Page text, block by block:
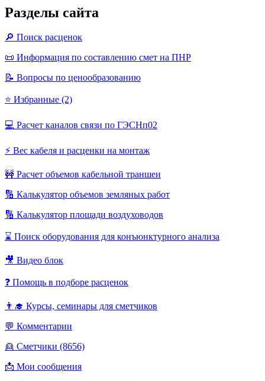
Разделы сайта
🔎 Поиск расценок
📜 Информация по составлению смет на ПНР
📝 Вопросы по ценообразованию
⭐ Избранные (2)
💻 Расчет каналов связи по ГЭСНп02
⚡ Вес кабеля и расценки на монтаж
🚧 Расчет объемов кабельной траншеи
🔢 Калькулятор объемов земляных работ
🔢 Калькулятор площади воздуховодов
⌛ Поиск оборудования для конъюнктурного анализа
🎥 Видео блок
❓ Помощь в подборе расценок
👨‍🎓 Курсы, семинары для сметчиков
💬 Комментарии
👱 Сметчики (8656)
📩 Мои сообщения